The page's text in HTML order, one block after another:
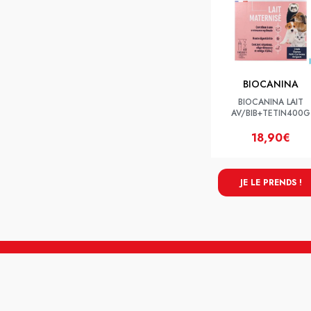
BIOCANINA
BIOCANINA LAIT
AV/BIB+TETIN400G
18,90€
JE LE PRENDS !